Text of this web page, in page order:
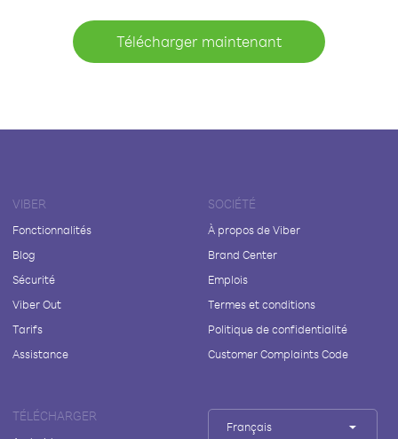
Télécharger maintenant
VIBER
Fonctionnalités
Blog
Sécurité
Viber Out
Tarifs
Assistance
SOCIÉTÉ
À propos de Viber
Brand Center
Emplois
Termes et conditions
Politique de confidentialité
Customer Complaints Code
TÉLÉCHARGER
Français